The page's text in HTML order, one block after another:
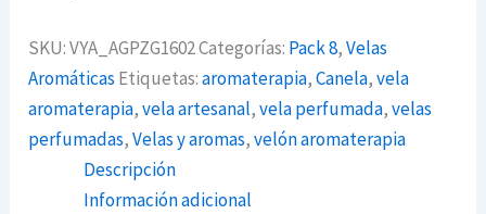
SKU:VYA_AGPZG1602Categorías: Pack 8,Velas
Aromáticas Etiquetas:aromaterapia,Canela,vela
aromaterapia,vela artesanal,vela perfumada,velas
perfumadas,Velas y aromas,velón aromaterapia
Descripción
Información adicional